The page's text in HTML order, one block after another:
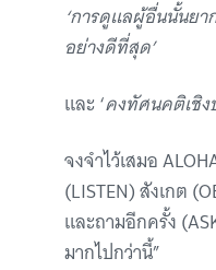
‘การดูแลผู้อื่นนั้นย
อย่างดีที่สุด’
และ ‘คงทัศนคติเชิง
จงจำไว้เสมอ
(LISTEN) สังเกต
และถามอีกครั้ง
มากไปกว่านี้”